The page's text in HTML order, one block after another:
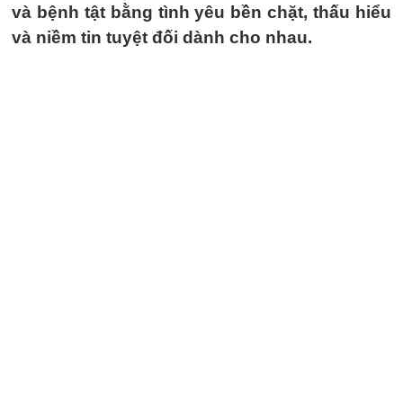
và bệnh tật bằng tình yêu bền chặt, thấu hiểu
và niềm tin tuyệt đối dành cho nhau.